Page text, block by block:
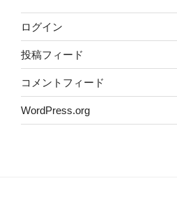
ログイン
投稿フィード
コメントフィード
WordPress.org